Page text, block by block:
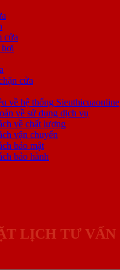
cửa
hơi
cửa
về hệ thống Sieuthicuaonline
về sử dụng dịch vụ
về chất lượng
vận chuyển
bảo mật
bảo hành
LỊCH TƯ VẤN